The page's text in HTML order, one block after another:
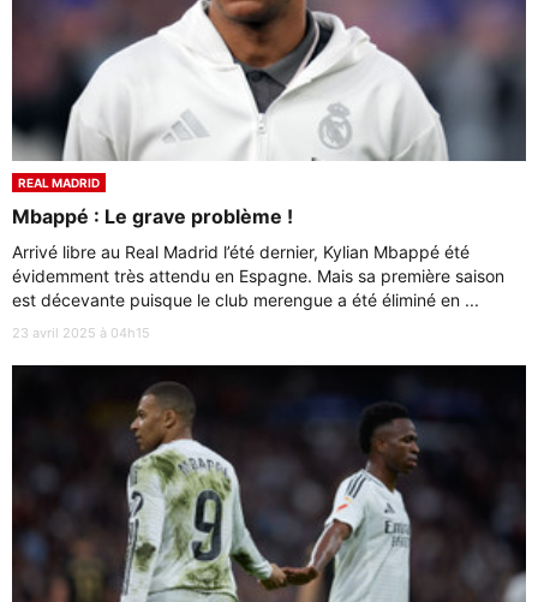
REAL MADRID
Mbappé : Le grave problème !
Arrivé libre au Real Madrid l’été dernier, Kylian Mbappé été
évidemment très attendu en Espagne. Mais sa première saison
est décevante puisque le club merengue a été éliminé en ...
23 avril 2025 à 04h15